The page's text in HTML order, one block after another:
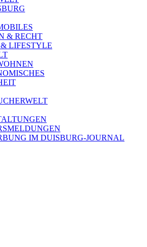
& RECHT
LIFESTYLE
IM DUISBURG-JOURNAL